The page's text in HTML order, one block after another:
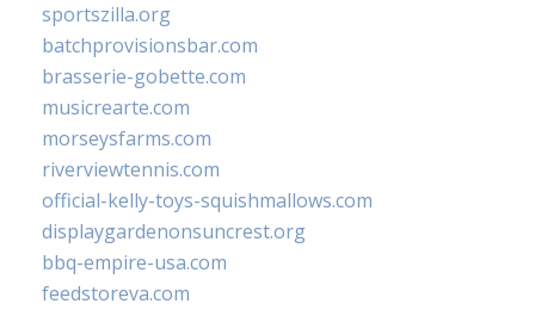
sportszilla.org
batchprovisionsbar.com
brasserie-gobette.com
musicrearte.com
morseysfarms.com
riverviewtennis.com
official-kelly-toys-squishmallows.com
displaygardenonsuncrest.org
bbq-empire-usa.com
feedstoreva.com